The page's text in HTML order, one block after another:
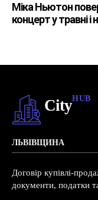
Міка Ньютон
концерт у травні
CityHUB
ЛЬВІВЩИНА
Договір купівлі-
документи, податки